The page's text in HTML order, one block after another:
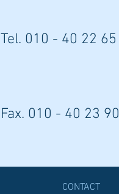
Tel. 010 - 40 22 65
Fax. 010 - 40 23 90
CONTACT